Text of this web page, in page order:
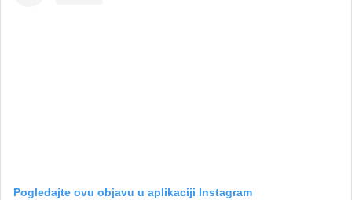
Pogledajte ovu objavu u aplikaciji Instagram